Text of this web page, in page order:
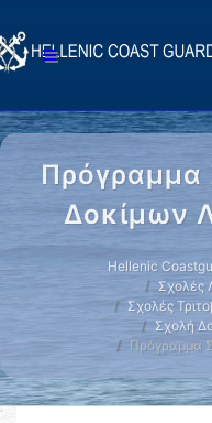
Πρόγραμμα
Δοκίμων
Hellenic
Σχολές
Σχολές
Σχολή
Πρόγραμμα